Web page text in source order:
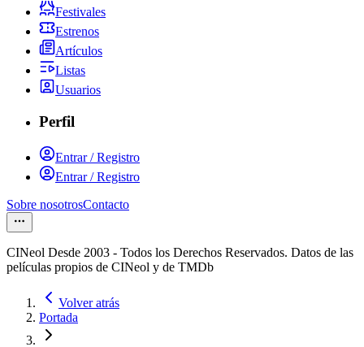
Festivales
Estrenos
Artículos
Listas
Usuarios
Perfil
Entrar / Registro
Entrar / Registro
Sobre nosotrosContacto
CINeol Desde 2003 - Todos los Derechos Reservados. Datos de las
películas propios de CINeol y de TMDb
Volver atrás
Portada